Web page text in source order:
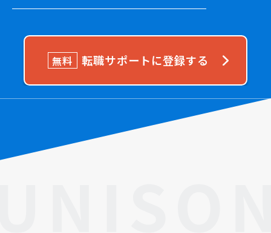
無料 転職サポートに登録する